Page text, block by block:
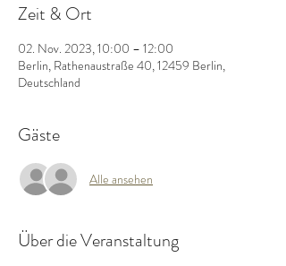
Zeit & Ort
02. Nov. 2023, 10:00 – 12:00
Berlin, Rathenaustraße 40, 12459 Berlin,
Deutschland
Gäste
Alle ansehen
Über die Veranstaltung